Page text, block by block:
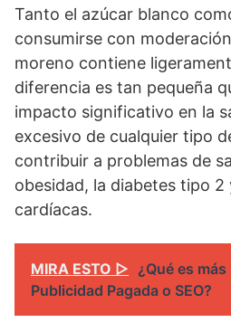
Tanto el azúcar blanco
consumirse con
moreno contiene
diferencia es tan pequeña
impacto significativo en la
excesivo de cualquier tipo
contribuir a problemas de
obesidad, la diabetes tipo 2
cardíacas.
MIRA ESTO ▷ ¿Qué es
Publicidad Pagada o SEO?